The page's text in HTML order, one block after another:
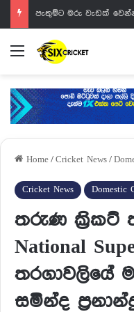
පැතුම්ට මරු වැඩක්
Menu
Home / Cricket News /
Cricket News Domestic
තරුණ ක්‍රිකට්
National
තරගාවලියේ
සමින්ද